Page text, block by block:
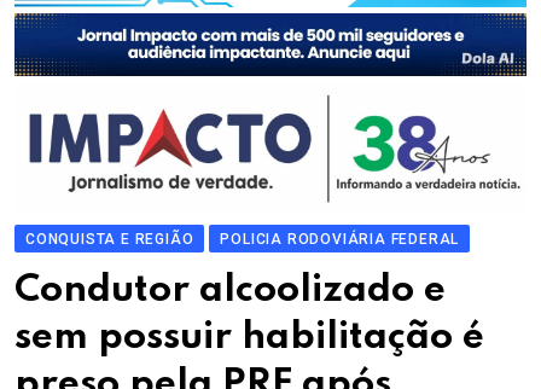
CONQUISTA E REGIÃO POLICIA RODOVIÁRIA FEDERAL
Condutor alcoolizado e
sem possuir habilitação é